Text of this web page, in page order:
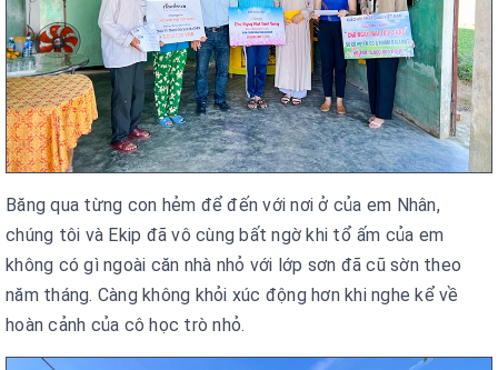
Băng qua từng con hẻm để đến với nơi ở của em Nhân,
chúng tôi và Ekip đã vô cùng bất ngờ khi tổ ấm của em
không có gì ngoài căn nhà nhỏ với lớp sơn đã cũ sờn theo
năm tháng. Càng không khỏi xúc động hơn khi nghe kể về
hoàn cảnh của cô học trò nhỏ.